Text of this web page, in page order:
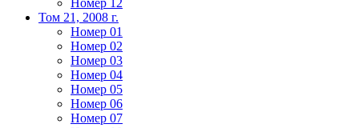
Номер 12
Том 21, 2008 г.
Номер 01
Номер 02
Номер 03
Номер 04
Номер 05
Номер 06
Номер 07